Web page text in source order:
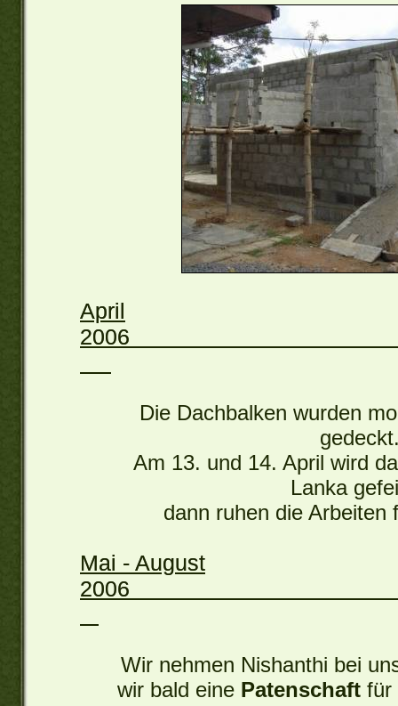
April
Die Dachbalken wurden
Am 13. und 14. April wird
Lanka
dann ruhen die Arbeiten
Mai - August
Wir nehmen Nishanthi bei
wir bald eine Patenschaftfür